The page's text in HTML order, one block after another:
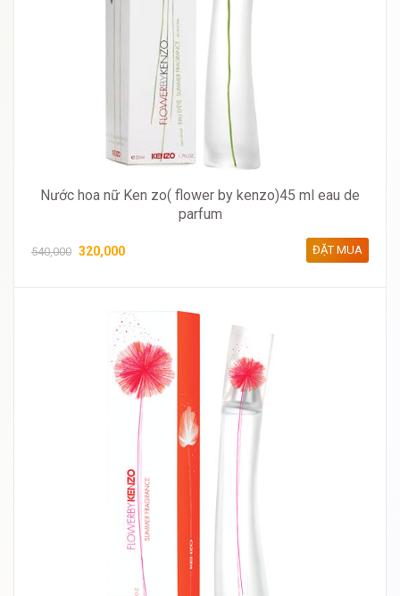
Nước hoa nữ Ken zo( flower by kenzo)45 ml eau de
parfum
540,000 320,000 ĐẶT MUA